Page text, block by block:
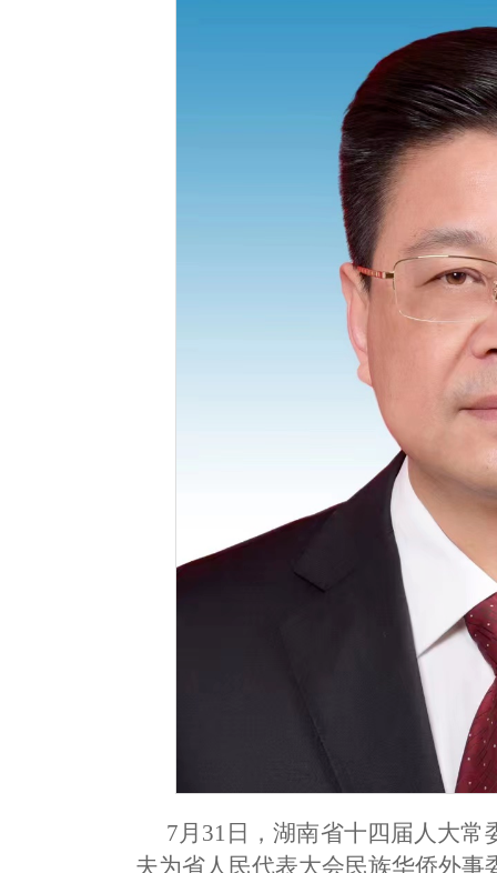
7月31日，湖南省十四届人大
夫为省人民代表大会民族华侨外事